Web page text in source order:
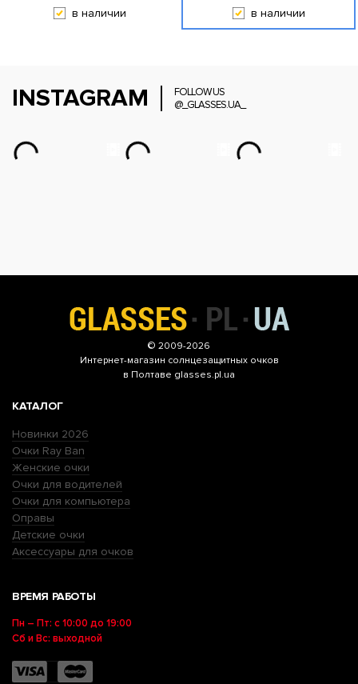
в наличии в наличии
INSTAGRAM
FOLLOW US
@_GLASSES.UA_
© 2009-2026
Интернет-магазин солнцезащитных очков
в Полтаве glasses.pl.ua
КАТАЛОГ
Новинки 2026
Очки Ray Ban
Женские очки
Очки для водителей
Очки для компьютера
Оправы
Детские очки
Аксессуары для очков
ВРЕМЯ РАБОТЫ
Пн – Пт: с 10:00 до 19:00
Сб и Вс: выходной